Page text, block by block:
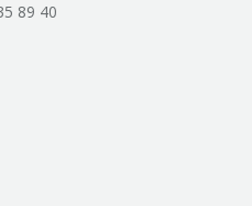
89 40